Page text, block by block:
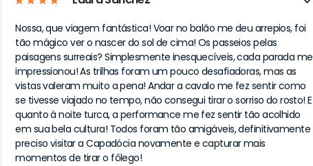
Nossa, que viagem fantástica! Voar no balão me deu arrepios, foi
tão mágico ver o nascer do sol de cima! Os passeios pelas
paisagens surreais? Simplesmente inesquecíveis, cada parada me
impressionou! As trilhas foram um pouco desafiadoras, mas as
vistas valeram muito a pena! Andar a cavalo me fez sentir como
se tivesse viajado no tempo, não consegui tirar o sorriso do rosto! E
quanto à noite turca, a performance me fez sentir tão acolhido
em sua bela cultura! Todos foram tão amigáveis, definitivamente
preciso visitar a Capadócia novamente e capturar mais
momentos de tirar o fôlego!